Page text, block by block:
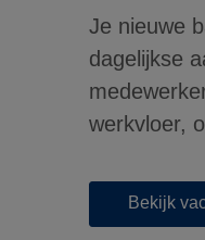
Je nieuwe
dagelijkse
werkvloer,
Bekijk